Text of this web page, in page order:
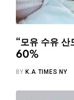
“모유 수유 산
60%
BY K.A TIMES NY